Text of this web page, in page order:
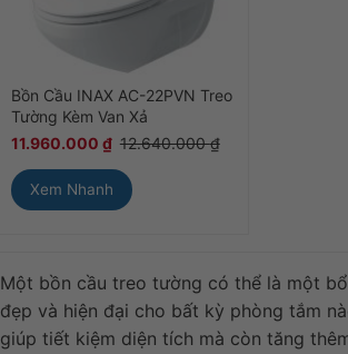
Bồn Cầu INAX AC-22PVN Treo
Tường Kèm Van Xả
11.960.000 ₫ 12.640.000₫
Xem Nhanh
Một bồn cầu treo tường có thể là một
đẹp và hiện đại cho bất kỳ phòng tắm
giúp tiết kiệm diện tích mà còn tăng